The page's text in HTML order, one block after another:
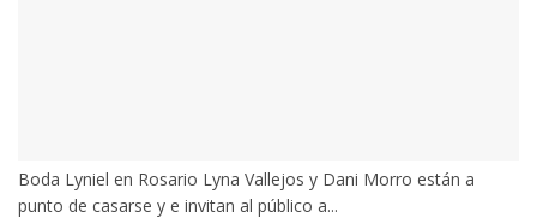
Boda Lyniel en Rosario Lyna Vallejos y Dani Morro están a
punto de casarse y e invitan al público a...